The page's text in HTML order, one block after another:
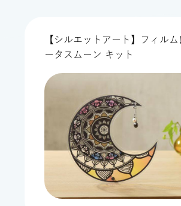
【シルエットアート】フィルム
ータスムーン キット